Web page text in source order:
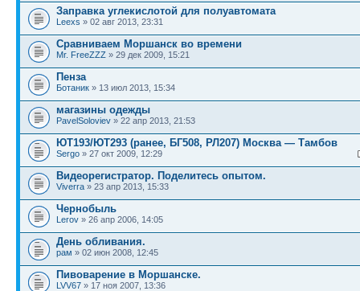
Заправка углекислотой для полуавтомата
Leexs » 02 авг 2013, 23:31
Сравниваем Моршанск во времени
Mr. FreeZZZ » 29 дек 2009, 15:21
Пенза
Ботаник » 13 июл 2013, 15:34
магазины одежды
PavelSoloviev » 22 апр 2013, 21:53
ЮТ193/ЮТ293 (ранее, БГ508, РЛ207) Москва — Тамбов
Sergo » 27 окт 2009, 12:29
Видеорегистратор. Поделитесь опытом.
Viverra » 23 апр 2013, 15:33
Чернобыль
Lerov » 26 апр 2006, 14:05
День обливания.
рам » 02 июн 2008, 12:45
Пивоварение в Моршанске.
LVV67 » 17 ноя 2007, 13:36